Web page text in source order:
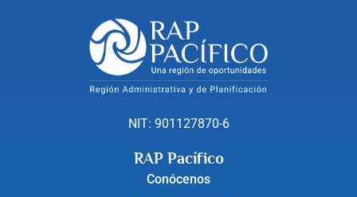
NIT: 901127870-6
RAP Pacífico
Conócenos